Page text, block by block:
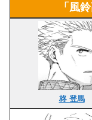
「風
柊 登馬